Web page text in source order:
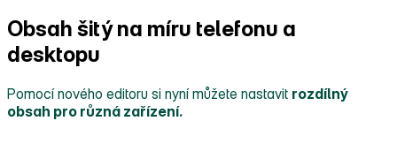
Obsah šitý na míru telefonu a
desktopu
Pomocí nového editoru si nyní můžete nastavit rozdílný
obsah pro různá zařízení.